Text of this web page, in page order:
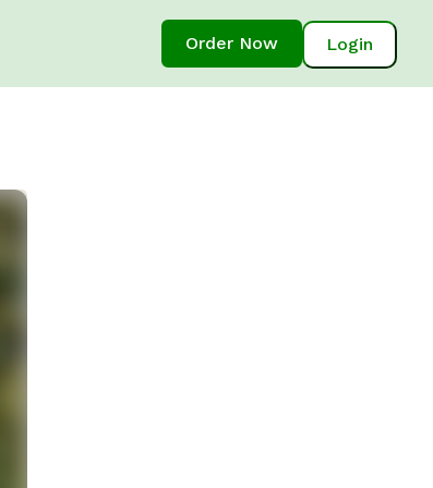
Login
Order Now